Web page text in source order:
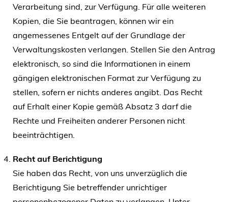
Verarbeitung sind, zur Verfügung. Für alle weiteren
Kopien, die Sie beantragen, können wir ein
angemessenes Entgelt auf der Grundlage der
Verwaltungskosten verlangen. Stellen Sie den Antrag
elektronisch, so sind die Informationen in einem
gängigen elektronischen Format zur Verfügung zu
stellen, sofern er nichts anderes angibt. Das Recht
auf Erhalt einer Kopie gemäß Absatz 3 darf die
Rechte und Freiheiten anderer Personen nicht
beeinträchtigen.
Recht auf Berichtigung
Sie haben das Recht, von uns unverzüglich die
Berichtigung Sie betreffender unrichtiger